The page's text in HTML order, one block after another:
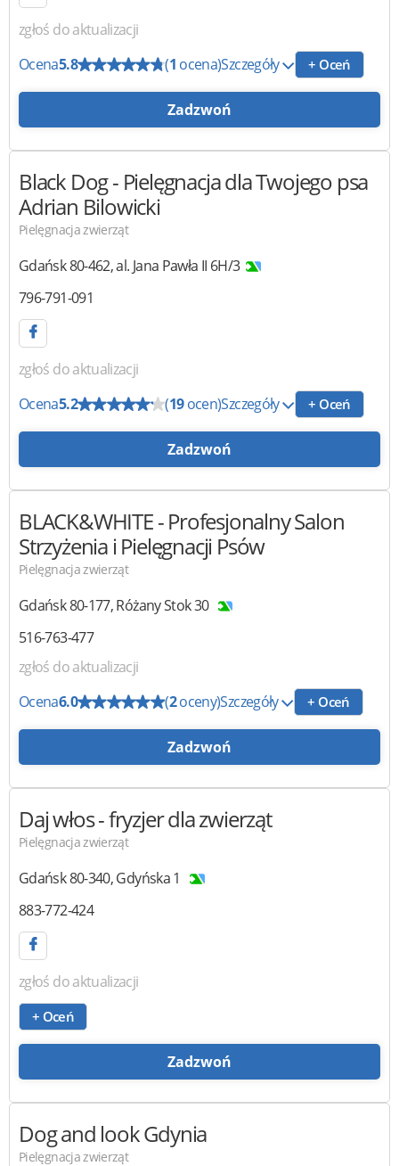
zgłoś do aktualizacji
Ocena5.8 (1 ocena)Szczegóły + Oceń
Zadzwoń
Black Dog- Pielęgnacja dla Twojego psa
Adrian Bilowicki
Pielęgnacja zwierząt
Gdańsk80-462,al. Jana Pawła II 6H/3
796-791-091
zgłoś do aktualizacji
Ocena5.2 (19ocen)Szczegóły + Oceń
Zadzwoń
BLACK&WHITE- Profesjonalny Salon
Strzyżenia i Pielęgnacji Psów
Pielęgnacja zwierząt
Gdańsk80-177,Różany Stok 30
516-763-477
zgłoś do aktualizacji
Ocena6.0 (2oceny)Szczegóły + Oceń
Zadzwoń
Daj włos- fryzjer dla zwierząt
Pielęgnacja zwierząt
Gdańsk80-340,Gdyńska 1
883-772-424
zgłoś do aktualizacji
+ Oceń
Zadzwoń
Dog and look Gdynia
Pielęgnacja zwierząt